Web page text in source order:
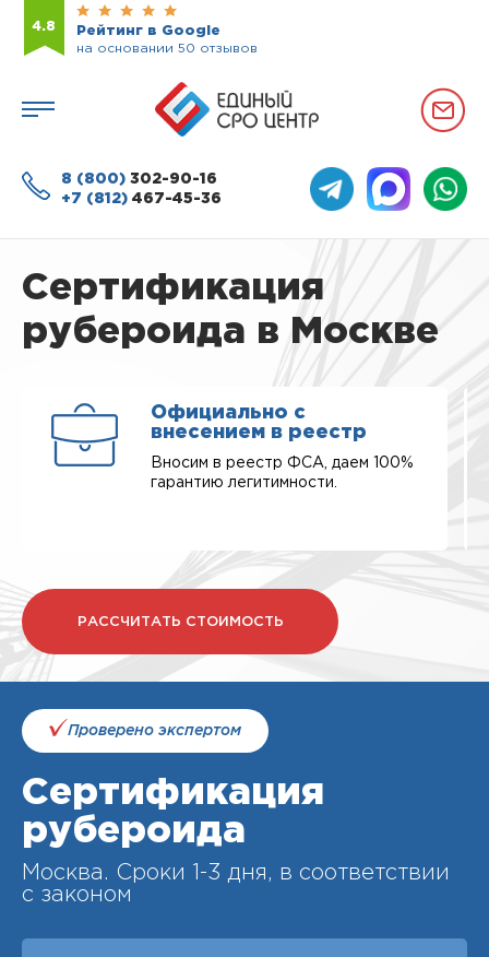
4.8
Рейтинг в Google
на основании 50 отзывов
8 (800) 302-90-16
+7 (812) 467-45-36
Сертификация
рубероида в Москве
Официально с
внесением в реестр
Вносим в реестр ФСА, даем 100%
гарантию легитимности.
РАССЧИТАТЬ СТОИМОСТЬ
Проверено экспертом
Сертификация
рубероида
Москва. Cроки 1-3 дня, в соответствии
с законом